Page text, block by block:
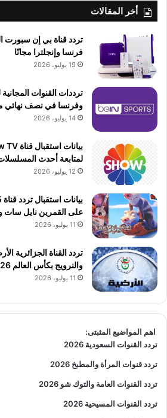
أخر المقالات
تردد قناة بي إن سبورت
فرنسا وإنجلترا مجانًا
19 يوليو، 2026
ترددات القنوات المجانية
وفرنسا في نصف نهائي
14 يوليو، 2026
لمتابعة أحدث المسلسلات
12 يوليو، 2026
على القمرين نايل
11 يوليو، 2026
تردد القناة الجزائرية
والنرويج بكأس العالم 2026
11 يوليو، 2026
اهم المواضيع المثبتى:
تردد القنوات السعودية 2026
تردد قنوات المرأة والمطبخ 2026
تردد القنوات العامة والتوك شو 2026
تردد القنوات المسيحية 2026